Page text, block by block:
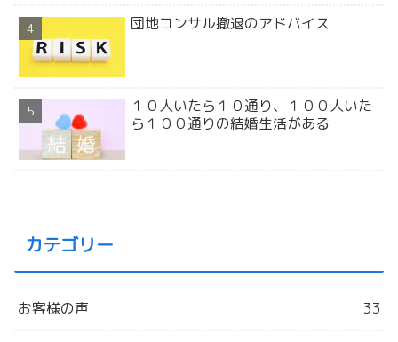
団地コンサル撤退のアドバイス
１０人いたら１０通り、１００人いた
ら１００通りの結婚生活がある
カテゴリー
お客様の声 33